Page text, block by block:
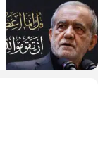
תוכן שיווקי